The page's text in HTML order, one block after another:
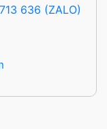
636 (ZALO)